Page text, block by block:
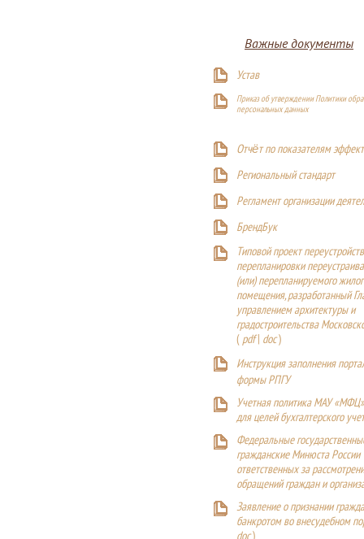
Важные документы
Устав
Приказ об утверждении Политики
персональных данных
Отчёт по показателям
Региональный стандарт
Регламент организации
БрендБук
Типовой проект
перепланировки
(или) перепланируемого
помещения, разработанный
управлением архитектуры и
градостроительства
( pdf| doc)
Инструкция заполнения
формы РПГУ
Учетная политика МАУ
для целей бухгалтерского
Федеральные
гражданские Минюста России
ответственных за
обращений граждан и
Заявление о признании
банкротом во внесудебном